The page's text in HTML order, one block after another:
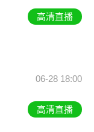
高清直播
06-28 18:00
高清直播